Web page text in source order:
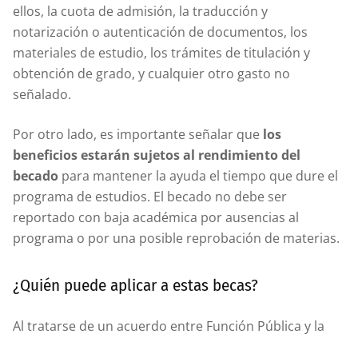
ellos, la cuota de admisión, la traducción y
notarización o autenticación de documentos, los
materiales de estudio, los trámites de titulación y
obtención de grado, y cualquier otro gasto no
señalado.
Por otro lado, es importante señalar que los
beneficios estarán sujetos al rendimiento del
becado para mantener la ayuda el tiempo que dure el
programa de estudios. El becado no debe ser
reportado con baja académica por ausencias al
programa o por una posible reprobación de materias.
¿Quién puede aplicar a estas becas?
Al tratarse de un acuerdo entre Función Pública y la